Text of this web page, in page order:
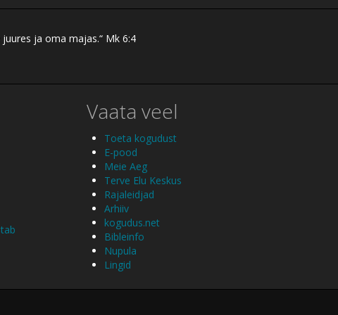
ja oma majas.“ Mk 6:4
Vaata veel
Toeta kogudust
E-pood
Meie Aeg
Terve Elu Keskus
Rajaleidjad
Arhiiv
kogudus.net
Bibleinfo
Nupula
Lingid